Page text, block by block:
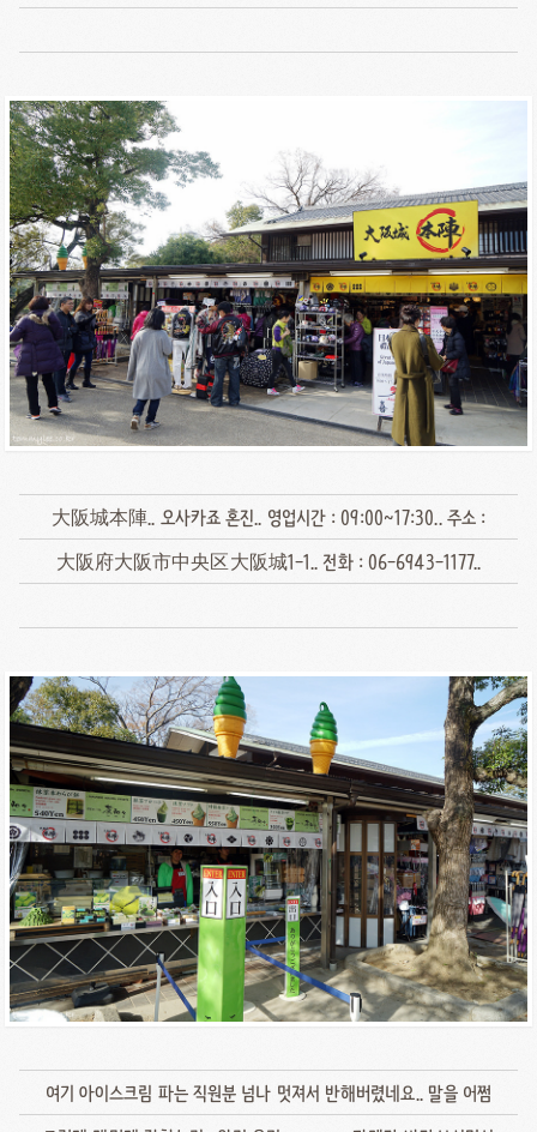
大阪城本陣.. 오사카죠 혼진.. 영업시간 : 09:00~17:30.. 주소 :
大阪府大阪市中央区大阪城1-1.. 전화 : 06-6943-1177..
여기 아이스크림 파는 직원분 넘나 멋져서 반해버렸네요.. 말을 어쩜